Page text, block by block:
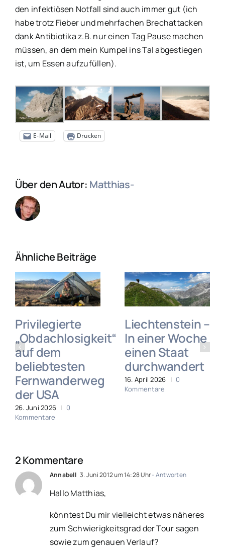
den infektiösen Notfall sind auch immer gut (ich
habe trotz Fieber und mehrfachen Brechattacken
dank Antibiotika z.B. nur einen Tag Pause machen
müssen, an dem mein Kumpel ins Tal abgestiegen
ist, um Essen aufzufüllen).
E-Mail Drucken
Über den Autor: Matthias-
Ähnliche Beiträge
Privilegierte
„Obdachlosigkeit“
auf dem
beliebtesten
Fernwanderweg
der USA
26. Juni 2026 | 0
Kommentare
Liechtenstein –
In einer Woche
einen Staat
durchwandert
16. April 2026 | 0
Kommentare
2 Kommentare
Annabell 3. Juni 2012 um 14:28 Uhr- Antworten
Hallo Matthias,
könntest Du mir vielleicht etwas näheres
zum Schwierigkeitsgrad der Tour sagen
sowie zum genauen Verlauf?